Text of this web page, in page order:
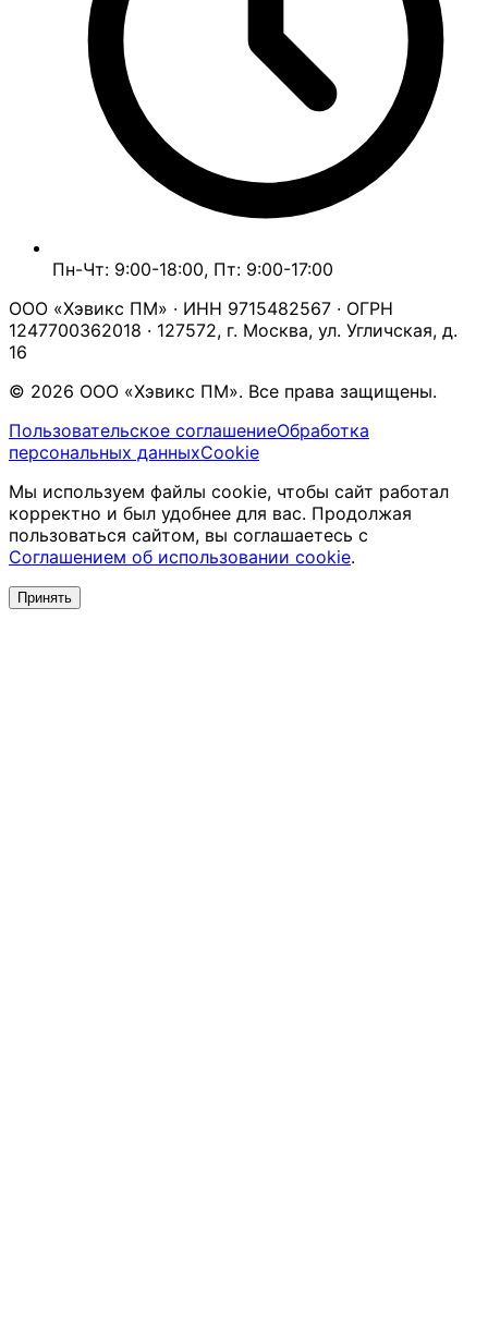
Пн-Чт: 9:00-18:00, Пт: 9:00-17:00
ООО «Хэвикс ПМ» · ИНН 9715482567 · ОГРН
1247700362018 · 127572, г. Москва, ул. Угличская, д.
16
© 2026 ООО «Хэвикс ПМ». Все права защищены.
Пользовательское соглашениеОбработка
персональных данныхCookie
Мы используем файлы cookie, чтобы сайт работал
корректно и был удобнее для вас. Продолжая
пользоваться сайтом, вы соглашаетесь с
Соглашением об использовании cookie.
Принять